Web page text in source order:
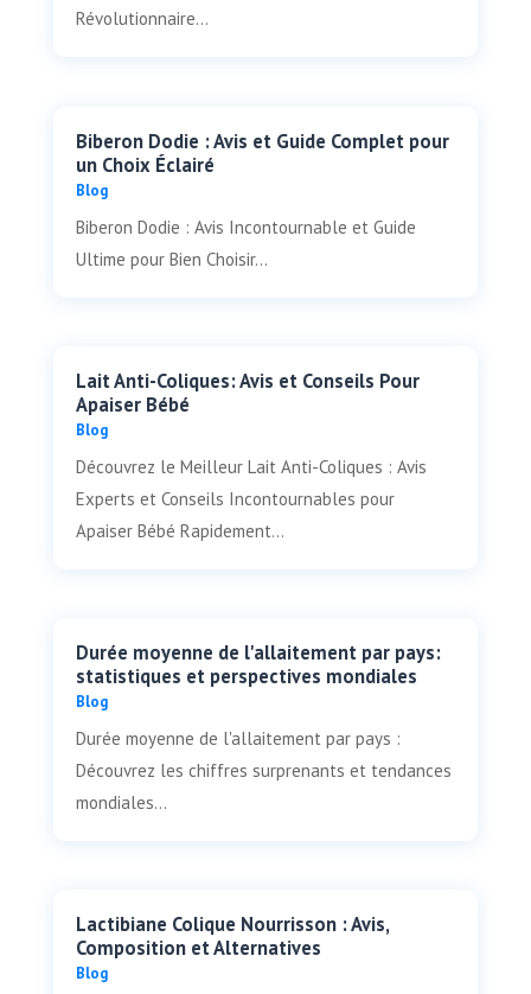
Révolutionnaire...
Biberon Dodie : Avis et Guide Complet pour
un Choix Éclairé
Blog
Biberon Dodie : Avis Incontournable et Guide
Ultime pour Bien Choisir...
Lait Anti-Coliques: Avis et Conseils Pour
Apaiser Bébé
Blog
Découvrez le Meilleur Lait Anti-Coliques : Avis
Experts et Conseils Incontournables pour
Apaiser Bébé Rapidement...
Durée moyenne de l'allaitement par pays:
statistiques et perspectives mondiales
Blog
Durée moyenne de l'allaitement par pays :
Découvrez les chiffres surprenants et tendances
mondiales...
Lactibiane Colique Nourrisson : Avis,
Composition et Alternatives
Blog